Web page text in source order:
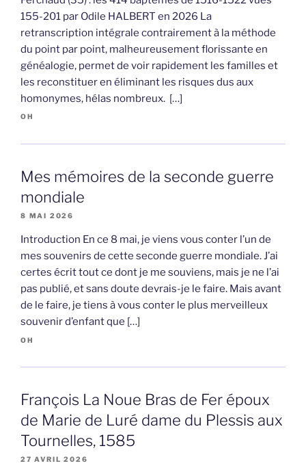
155-201 par Odile HALBERT en 2026 La
retranscription intégrale contrairement à la méthode
du point par point, malheureusement florissante en
généalogie, permet de voir rapidement les familles et
les reconstituer en éliminant les risques dus aux
homonymes, hélas nombreux. […]
OH
Mes mémoires de la seconde guerre
mondiale
8 MAI 2026
Introduction En ce 8 mai, je viens vous conter l’un de
mes souvenirs de cette seconde guerre mondiale. J’ai
certes écrit tout ce dont je me souviens, mais je ne l’ai
pas publié, et sans doute devrais-je le faire. Mais avant
de le faire, je tiens à vous conter le plus merveilleux
souvenir d’enfant que […]
OH
François La Noue Bras de Fer époux
de Marie de Luré dame du Plessis aux
Tournelles, 1585
27 AVRIL 2026